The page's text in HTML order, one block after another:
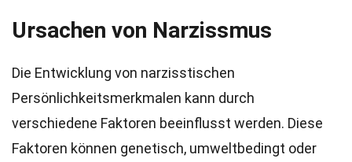
Ursachen von Narzissmus
Die Entwicklung von narzisstischen
Persönlichkeitsmerkmalen kann durch
verschiedene Faktoren beeinflusst werden. Diese
Faktoren können genetisch, umweltbedingt oder